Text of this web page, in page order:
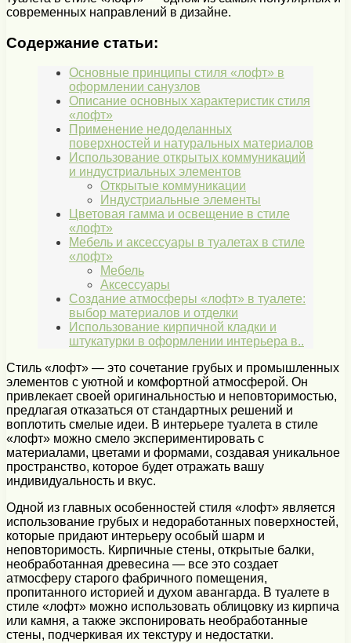
современных направлений в дизайне.
Содержание статьи:
Основные принципы стиля «лофт» в
оформлении санузлов
Описание основных характеристик стиля
«лофт»
Применение недоделанных
поверхностей и натуральных материалов
Использование открытых коммуникаций
и индустриальных элементов
Открытые коммуникации
Индустриальные элементы
Цветовая гамма и освещение в стиле
«лофт»
Мебель и аксессуары в туалетах в стиле
«лофт»
Мебель
Аксессуары
Создание атмосферы «лофт» в туалете:
выбор материалов и отделки
Использование кирпичной кладки и
штукатурки в оформлении интерьера в..
Стиль «лофт» — это сочетание грубых и промышленных
элементов с уютной и комфортной атмосферой. Он
привлекает своей оригинальностью и неповторимостью,
предлагая отказаться от стандартных решений и
воплотить смелые идеи. В интерьере туалета в стиле
«лофт» можно смело экспериментировать с
материалами, цветами и формами, создавая уникальное
пространство, которое будет отражать вашу
индивидуальность и вкус.
Одной из главных особенностей стиля «лофт» является
использование грубых и недоработанных поверхностей,
которые придают интерьеру особый шарм и
неповторимость. Кирпичные стены, открытые балки,
необработанная древесина — все это создает
атмосферу старого фабричного помещения,
пропитанного историей и духом авангарда. В туалете в
стиле «лофт» можно использовать облицовку из кирпича
или камня, а также экспонировать необработанные
стены, подчеркивая их текстуру и недостатки.